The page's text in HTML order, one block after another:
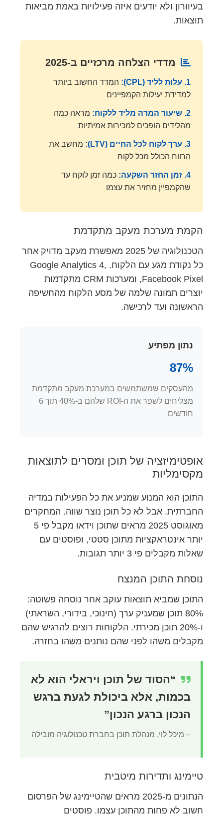
בעיוורון ולא יודעים איזה פעילויות באמת מביאות
תוצאות.
מדדי הצלחה מרכזיים ב-2025
1. עלות לליד (CPL):
המדד החשוב ביותר
למדידת יעילות הקמפיינים
2. שיעור המרה מליד ללקוח:
מראה כמה
מהלידים הופכים למכירות אמיתיות
3. ערך לקוח לכל החיים (LTV):
מחשב את
הרווח הכולל מכל לקוח
4. זמן החזר השקעה:
כמה זמן לוקח עד
שהקמפיין מחזיר את עצמו
הקמת מערכת מעקב מתקדמת
הטכנולוגיה של 2025 מאפשרת מעקב מדויק אחר
כל נקודת מגע עם הלקוח. Google Analytics 4,
Facebook Pixel, ומערכות CRM מתקדמות
יוצרים תמונה שלמה של מסע הלקוח מהחשיפה
הראשונה ועד לרכישה.
נתון מפתיע
87%
מהעסקים שמשתמשים במערכת מעקב מתקדמת
מצליחים לשפר את ה-ROI שלהם ב-40% תוך 6
חודשים
אופטימיזציה של תוכן ומסרים לתוצאות
מקסימליות
התוכן הוא המנוע שמניע את כל הפעילות במדיה
החברתית. אבל לא כל תוכן נוצר שווה. המחקרים
מאוגוסט 2025 מראים שתוכן וידאו מקבל פי 5
יותר אינטראקציות מתוכן סטטי, ופוסטים עם
שאלות מקבלים פי 3 יותר תגובות.
נוסחת התוכן המנצח
התוכן שמביא תוצאות עוקב אחר נוסחה פשוטה:
80% תוכן שמעניק ערך (חינוכי, בידורי, השראתי)
ו-20% תוכן מכירתי. הלקוחות רוצים להרגיש שהם
מקבלים משהו לפני שהם נותנים משהו בחזרה.
“הסוד של תוכן ויראלי הוא לא
בכמות, אלא ביכולת לגעת ברגש
הנכון ברגע הנכון”
– מיכל לוי, מנהלת תוכן בחברת טכנולוגיה מובילה
טיימינג ותדירות מיטבית
הנתונים מ-2025 מראים שהטיימינג של הפרסום
חשוב לא פחות מהתוכן עצמו. פוסטים